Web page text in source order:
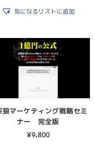
気になるリストに追加
狼マーケティング戦略セミ
ナー 完全版
¥9,800